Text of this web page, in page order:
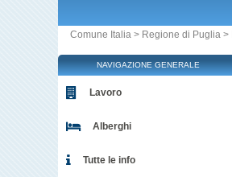
Comune Italia > Regione di Puglia >
NAVIGAZIONE GENERALE
Lavoro
Alberghi
Tutte le info